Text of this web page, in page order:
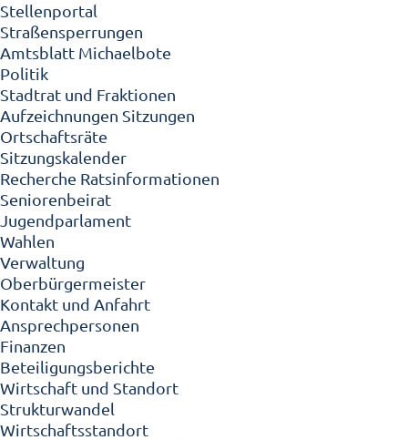
Stellenportal
Straßensperrungen
Amtsblatt Michaelbote
Politik
Stadtrat und Fraktionen
Aufzeichnungen Sitzungen
Ortschaftsräte
Sitzungskalender
Recherche Ratsinformationen
Seniorenbeirat
Jugendparlament
Wahlen
Verwaltung
Oberbürgermeister
Kontakt und Anfahrt
Ansprechpersonen
Finanzen
Beteiligungsberichte
Wirtschaft und Standort
Strukturwandel
Wirtschaftsstandort